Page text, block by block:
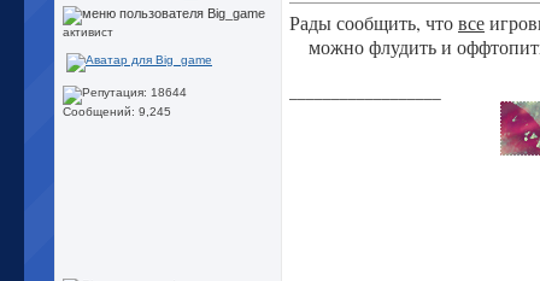
активист
Сообщений: 9,245
Рады сообщить, чтовсе
можно флудить и